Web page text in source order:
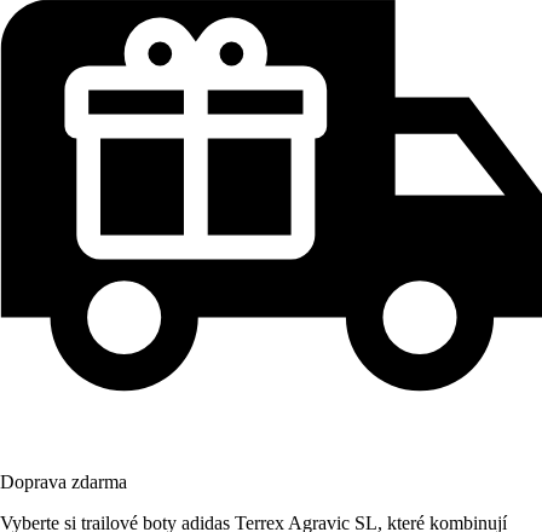
Doprava zdarma
Vyberte si trailové boty adidas Terrex Agravic SL, které kombinují